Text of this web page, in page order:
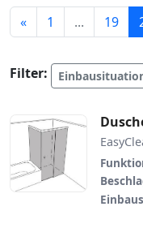
«Zurück
1 ... 19
Filter: